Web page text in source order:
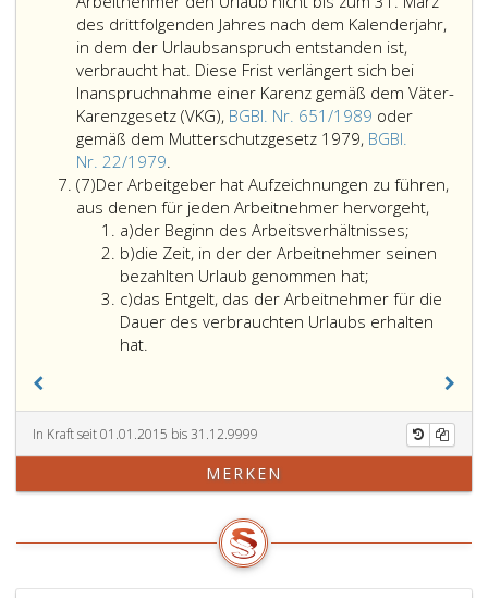
2,
Nr. 399,
genannten
Gründen
an
Arbeitsleistung
verhindert
ist,
während
deren
er
Anspruch
Pflegefreistellung
während
sonst
und
5a
aufgehoben
durch
Bundesgesetzblatt
Teil
Nr. 137
aus
2013,)
des drittfolgenden Jahres nach dem Kalenderjahr,
in dem der Urlaubsanspruch entstanden ist,
verbraucht hat. Diese Frist verlängert sich bei
Inanspruchnahme einer Karenz gemäß dem Väter-
Karenzgesetz (VKG), BGBl. Nr. 651/1989 oder
gemäß dem Mutterschutzgesetz 1979, BGBl.
Nr. 22/1979.
Urlaubsanspruch
verfällt,
wenn
der
Arbeitnehmer
den
Urlaub
31. März
des
drittfolgenden
Jahres
Kalenderjahr,
(7)Absatz
7
Der Arbeitgeber hat Aufzeichnungen zu führen,
aus denen für jeden Arbeitnehmer hervorgeht,
a)Litera
a
der Beginn des Arbeitsverhältnisses;
b)Litera
b
die Zeit, in der der Arbeitnehmer seinen
bezahlten Urlaub genommen hat;
c)Litera
c
das Entgelt, das der Arbeitnehmer für die
Dauer des verbrauchten Urlaubs erhalten
hat.
In Kraft seit 01.01.2015 bis 31.12.9999
MERKEN